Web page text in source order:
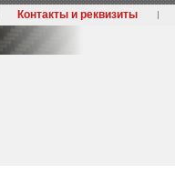
Контакты и реквизиты